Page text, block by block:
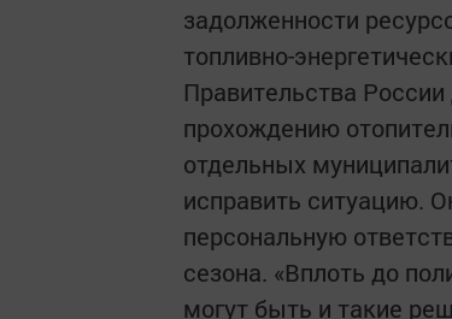
задолженности
топливно-
Правительства
прохождению
отдельных
исправить ситуацию.
персональную
сезона. «Вплоть до
могут быть и такие